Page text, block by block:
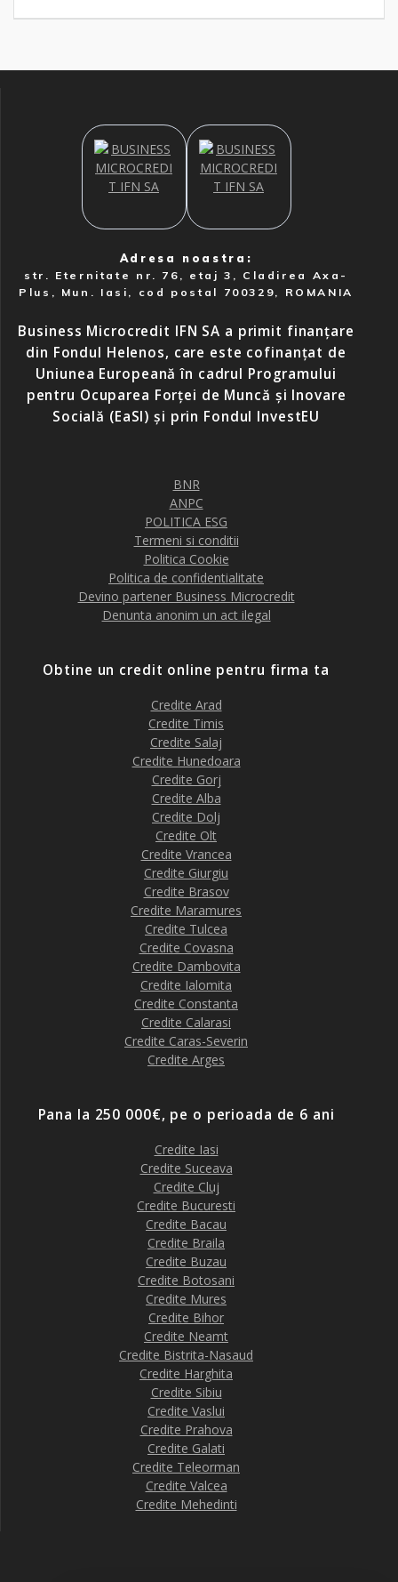
Adresa noastra:
str. Eternitate nr. 76, etaj 3, Cladirea Axa-
Plus, Mun. Iasi, cod postal 700329, ROMANIA
Business Microcredit IFN SA a primit finanțare
din Fondul Helenos, care este cofinanțat de
Uniunea Europeană în cadrul Programului
pentru Ocuparea Forței de Muncă și Inovare
Socială (EaSI) și prin Fondul InvestEU
BNR
ANPC
POLITICA ESG
Termeni si conditii
Politica Cookie
Politica de confidentialitate
Devino partener Business Microcredit
Denunta anonim un act ilegal
Obtine un credit online pentru firma ta
Credite Arad
Credite Timis
Credite Salaj
Credite Hunedoara
Credite Gorj
Credite Alba
Credite Dolj
Credite Olt
Credite Vrancea
Credite Giurgiu
Credite Brasov
Credite Maramures
Credite Tulcea
Credite Covasna
Credite Dambovita
Credite Ialomita
Credite Constanta
Credite Calarasi
Credite Caras-Severin
Credite Arges
Pana la 250 000€, pe o perioada de 6 ani
Credite Iasi
Credite Suceava
Credite Cluj
Credite Bucuresti
Credite Bacau
Credite Braila
Credite Buzau
Credite Botosani
Credite Mures
Credite Bihor
Credite Neamt
Credite Bistrita-Nasaud
Credite Harghita
Credite Sibiu
Credite Vaslui
Credite Prahova
Credite Galati
Credite Teleorman
Credite Valcea
Credite Mehedinti